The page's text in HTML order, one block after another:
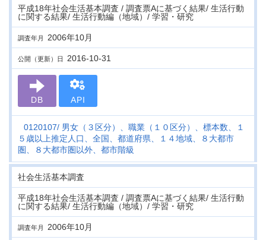
平成18年社会生活基本調査 / 調査票Aに基づく結果/ 生活行動
に関する結果/ 生活行動編（地域）/ 学習・研究
調査年月 2006年10月
公開（更新）日 2016-10-31
DB API
0120107
男女（３区分）、職業（１０区分）、標本数、１
５歳以上推定人口、全国、都道府県、１４地域、８大都市
圏、８大都市圏以外、都市階級
社会生活基本調査
平成18年社会生活基本調査 / 調査票Aに基づく結果/ 生活行動
に関する結果/ 生活行動編（地域）/ 学習・研究
調査年月 2006年10月